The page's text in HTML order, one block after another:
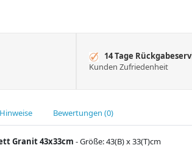
14 Tage
Kunden Zufriedenheit
Hinweise Bewertungen (0)
Granit 43x33cm - Größe: 43(B) x 33(T)cm